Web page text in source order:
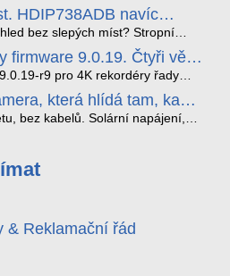
systém, poháněný
inteligence (AI), je navržen
nástroje pro vymáhání
bezpečnost na silnicích a
v moderních městech.
HDIP738ADB navíc
– bez PC.
bez slepých míst? Stropní
skládá obraz ze dvou
čistého 180° záběru bez
AI detekci osob a vozidel,
firmware 9.0.19. Čtyři věci,
r9 pro 4K rekordéry řady
– a jedna z nich vám ušetří
k zákazníkům.
která hlídá tam, kam
bez kabelů. Solární napájení,
video.
& Reklamační řád